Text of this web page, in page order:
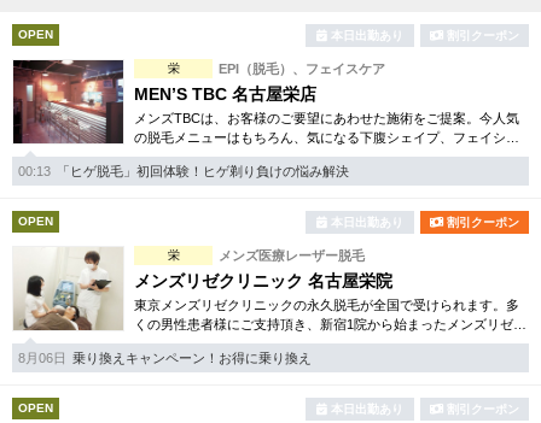
フットバスあり 岩盤浴あり
専用駐車場あり 有資格者在籍
日本人スタッフのみ 女性スタッフのみ
スタッフ指名可 Ｗセラピスト
駅から徒歩5分以内
こだわり条件を変更
閉じる
OPEN 本日出勤あり 割引クーポン
栄 EPI（脱毛）、フェイスケア
MEN’S TBC 名古屋栄店
メンズTBCは、お客様のご要望にあわせた施術をご提案。今人気
の脱毛メニューはもちろん、気になる下腹シェイプ、フェイシャ
ルケア等初めての方でも安心のお得な体験コースを各種揃えてい
ます。まずはご体験下さい。
00:13 「ヒゲ脱毛」初回体験！ヒゲ剃り負けの悩み解決
OPEN 本日出勤あり 割引クーポン
栄 メンズ医療レーザー脱毛
メンズリゼクリニック 名古屋栄院
東京メンズリゼクリニックの永久脱毛が全国で受けられます。多
くの男性患者様にご支持頂き、新宿1院から始まったメンズリゼク
リニックが、現在では提携院含め全国10院を展開するクリニック
になりました。
8月06日 乗り換えキャンペーン！お得に乗り換え
OPEN 本日出勤あり 割引クーポン